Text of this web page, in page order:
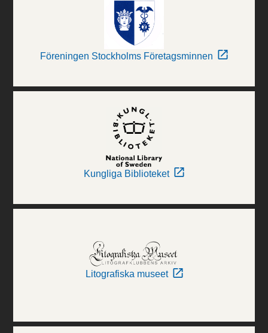
Föreningen Stockholms Företagsminnen
Kungliga Biblioteket
Litografiska museet